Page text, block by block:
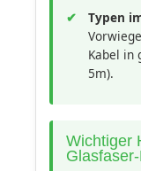
Typen
Kabel in
5m).
Wichtiger